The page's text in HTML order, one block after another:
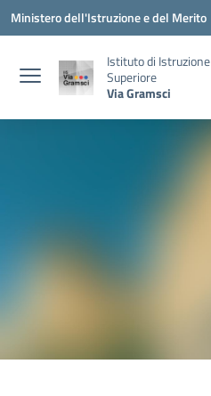
Vai ai contenuti
Vai al menu di navigazione
Vai al footer
Ministero dell'Istruzione e del Merito
Istituto di Istruzione
Superiore
Via Gramsci